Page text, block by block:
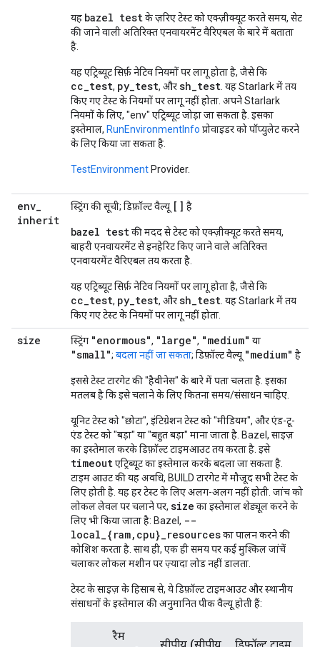
यह bazel testके ज़रिए टेस्ट को एक्ज़ीक्यूट करते समय, सेट
की जाने वाली अतिरिक्त एनवायरमेंट वैरिएबल के बारे में बताता
है.
यह एट्रिब्यूट सिर्फ़ नेटिव नियमों पर लागू होता है, जैसे कि
cc_test, py_test, औरsh_test . यह Starlark में तय
किए गए टेस्ट के नियमों पर लागू नहीं होता. अपने Starlark
नियमों के लिए, "env" एट्रिब्यूट जोड़ा जा सकता है. इसका
इस्तेमाल, RunEnvironmentInfo प्रोवाइडर को पॉप्युलेट करने
के लिए किया जा सकता है.
TestEnvironment Provider.
env_
inherit
स्ट्रिंग की सूची; डिफ़ॉल्ट वैल्यू [] है
bazel testकी मदद से टेस्ट को एक्ज़ीक्यूट करते समय,
बाहरी एनवायरमेंट से इनहेरिट किए जाने वाले अतिरिक्त
एनवायरमेंट वैरिएबल तय करता है.
यह एट्रिब्यूट सिर्फ़ नेटिव नियमों पर लागू होता है, जैसे कि
cc_test, py_test, औरsh_test . यह Starlark में तय
किए गए टेस्ट के नियमों पर लागू नहीं होता.
size स्ट्रिंग "enormous", "large", "medium" या
"small"; बदला नहीं जा सकता; डिफ़ॉल्ट वैल्यू "medium" है
इससे टेस्ट टारगेट की "हैवीनेस" के बारे में पता चलता है. इसका
मतलब है कि इसे चलाने के लिए कितना समय/संसाधन चाहिए.
यूनिट टेस्ट को "छोटा", इंटिग्रेशन टेस्ट को "मीडियम", और एंड-टू-
एंड टेस्ट को "बड़ा" या "बहुत बड़ा" माना जाता है. Bazel, साइज़
का इस्तेमाल करके डिफ़ॉल्ट टाइमआउट तय करता है. इसे
timeoutएट्रिब्यूट का इस्तेमाल करके बदला जा सकता है.
टाइम आउट की यह अवधि, BUILD टारगेट में मौजूद सभी टेस्ट के
लिए होती है. यह हर टेस्ट के लिए अलग-अलग नहीं होती. जांच को
लोकल लेवल पर चलाने पर, size का इस्तेमाल शेड्यूल करने के
लिए भी किया जाता है: Bazel, --
local_{ram,cpu}_resourcesका पालन करने की
कोशिश करता है. साथ ही, एक ही समय पर कई मुश्किल जांचें
चलाकर लोकल मशीन पर ज़्यादा लोड नहीं डालता.
टेस्ट के साइज़ के हिसाब से, ये डिफ़ॉल्ट टाइमआउट और स्थानीय
संसाधनों के इस्तेमाल की अनुमानित पीक वैल्यू होती हैं:
रैम